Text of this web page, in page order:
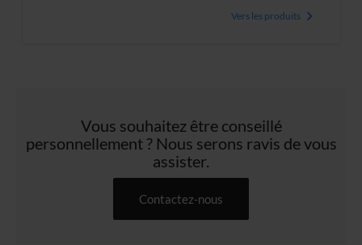
Vers les produits
Vous souhaitez être conseillé
personnellement ? Nous serons ravis de vous
assister.
Contactez-nous